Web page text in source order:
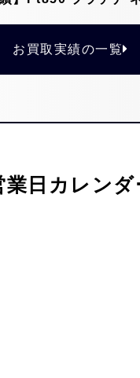
お買取実績の一覧
業日カレンダ